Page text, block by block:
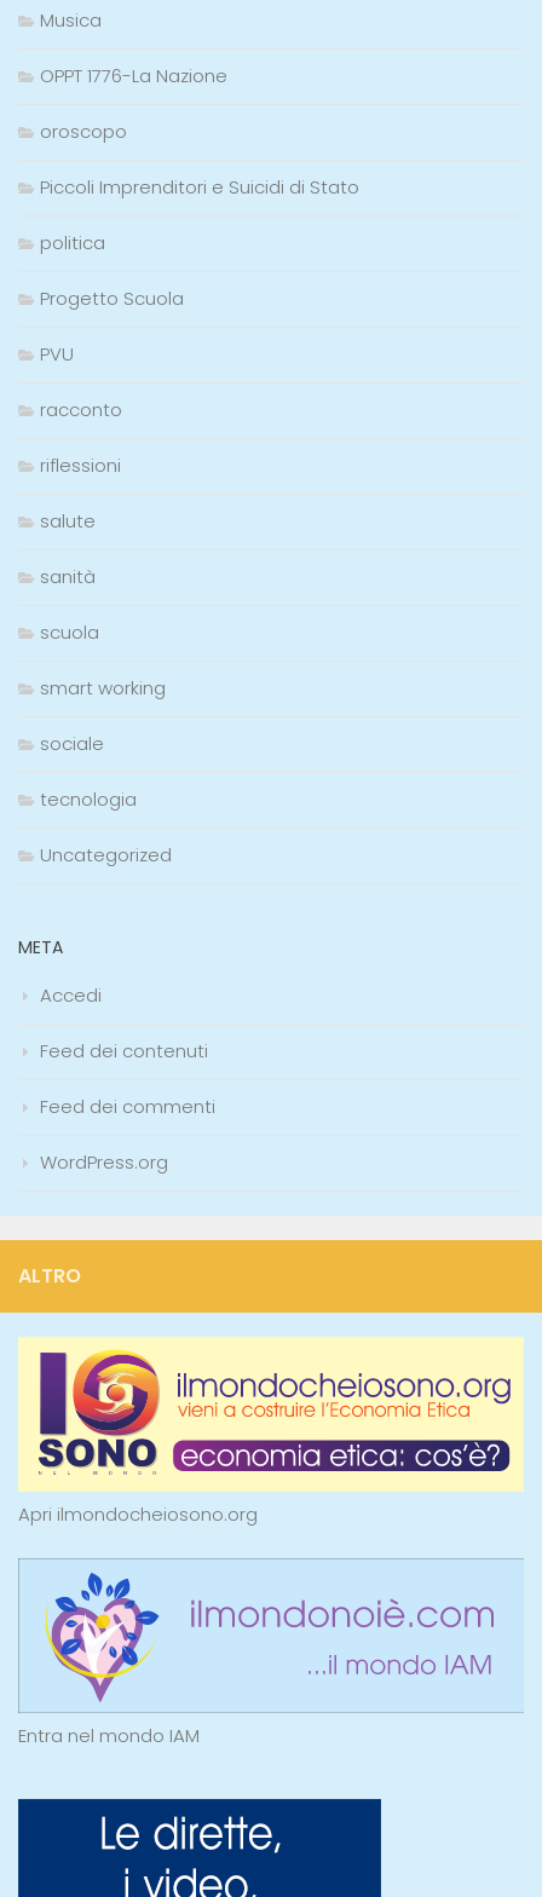
Musica
OPPT 1776-La Nazione
oroscopo
Piccoli Imprenditori e Suicidi di Stato
politica
Progetto Scuola
PVU
racconto
riflessioni
salute
sanità
scuola
smart working
sociale
tecnologia
Uncategorized
META
Accedi
Feed dei contenuti
Feed dei commenti
WordPress.org
ALTRO
Apri ilmondocheiosono.org
Entra nel mondo IAM